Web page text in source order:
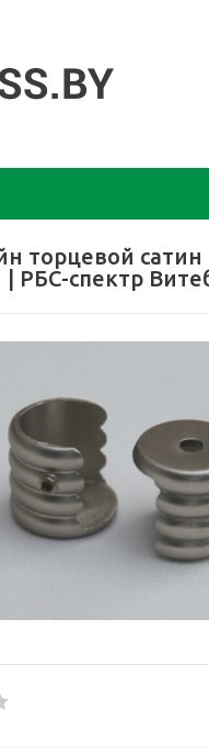
торцевой сатин
| РБС-спектр